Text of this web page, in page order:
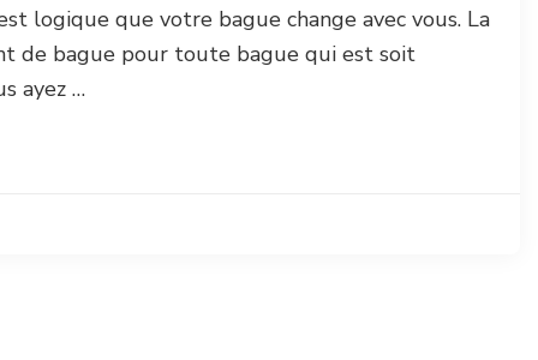
logique que votre bague change avec vous. La
de bague pour toute bague qui est soit
ayez …